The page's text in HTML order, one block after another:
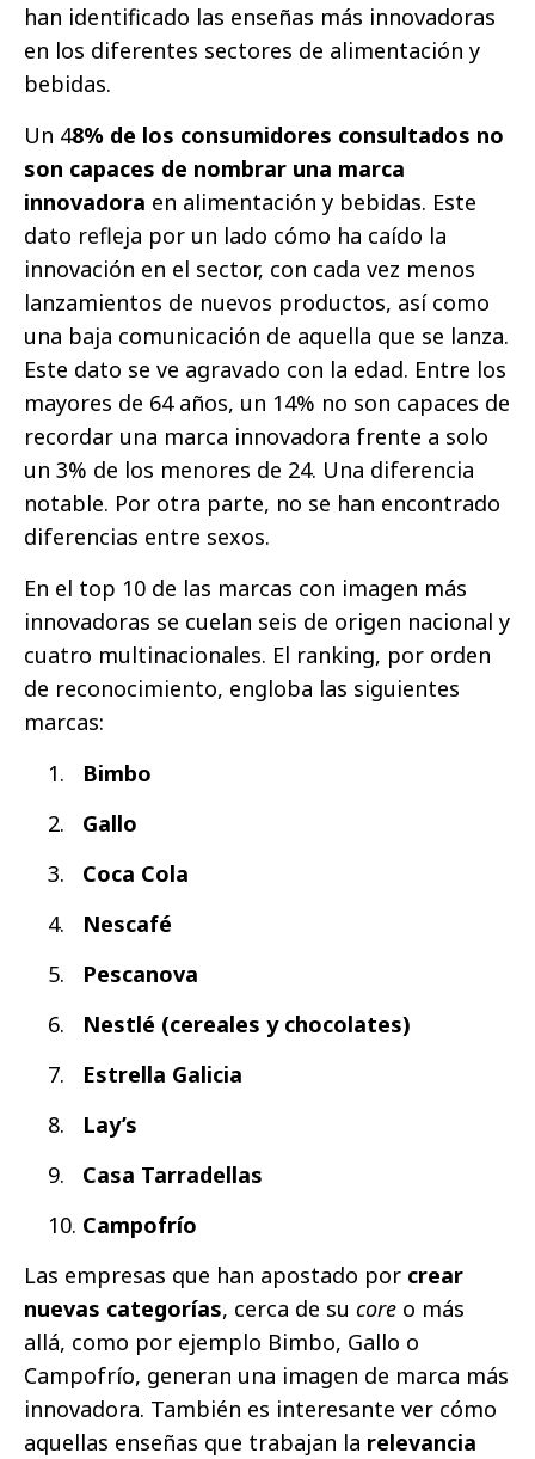
han identificado las enseñas más innovadoras
en los diferentes sectores de alimentación y
bebidas.
Un 48% de los consumidores consultados no
son capaces de nombrar una marca
innovadora en alimentación y bebidas. Este
dato refleja por un lado cómo ha caído la
innovación en el sector, con cada vez menos
lanzamientos de nuevos productos, así como
una baja comunicación de aquella que se lanza.
Este dato se ve agravado con la edad. Entre los
mayores de 64 años, un 14% no son capaces de
recordar una marca innovadora frente a solo
un 3% de los menores de 24. Una diferencia
notable. Por otra parte, no se han encontrado
diferencias entre sexos.
En el top 10 de las marcas con imagen más
innovadoras se cuelan seis de origen nacional y
cuatro multinacionales. El ranking, por orden
de reconocimiento, engloba las siguientes
marcas:
Bimbo
Gallo
Coca Cola
Nescafé
Pescanova
Nestlé (cereales y chocolates)
Estrella Galicia
Lay’s
Casa Tarradellas
Campofrío
Las empresas que han apostado por crear
nuevas categorías, cerca de su core o más
allá, como por ejemplo Bimbo, Gallo o
Campofrío, generan una imagen de marca más
innovadora. También es interesante ver cómo
aquellas enseñas que trabajan la relevancia